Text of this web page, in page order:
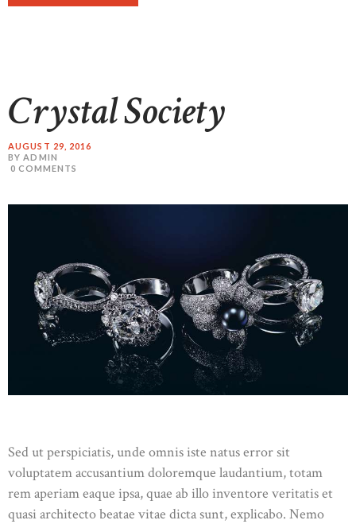
CONTACT US
Crystal Society
AUGUST 29, 2016
BY ADMIN
0 COMMENTS
Sed ut perspiciatis, unde omnis iste natus error sit
voluptatem accusantium doloremque laudantium, totam
rem aperiam eaque ipsa, quae ab illo inventore veritatis et
quasi architecto beatae vitae dicta sunt, explicabo. Nemo